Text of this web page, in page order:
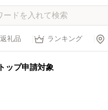
返礼品 ランキング
ップ申請対象